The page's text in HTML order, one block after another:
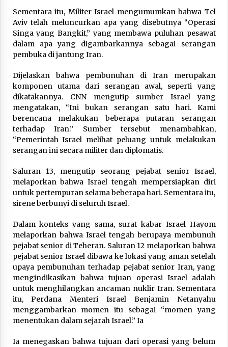
February 7, 2026
Sementara itu, Militer Israel mengumumkan bahwa Tel
Aviv telah meluncurkan apa yang disebutnya “Operasi
Singa yang Bangkit,” yang membawa puluhan pesawat
dalam apa yang digambarkannya sebagai serangan
pembuka di jantung Iran.
Dijelaskan bahwa pembunuhan di Iran merupakan
komponen utama dari serangan awal, seperti yang
dikatakannya. CNN mengutip sumber Israel yang
mengatakan, “Ini bukan serangan satu hari. Kami
berencana melakukan beberapa putaran serangan
terhadap Iran.” Sumber tersebut menambahkan,
“Pemerintah Israel melihat peluang untuk melakukan
serangan ini secara militer dan diplomatis.
Saluran 13, mengutip seorang pejabat senior Israel,
melaporkan bahwa Israel tengah mempersiapkan diri
untuk pertempuran selama beberapa hari. Sementara itu,
sirene berbunyi di seluruh Israel.
Dalam konteks yang sama, surat kabar Israel Hayom
melaporkan bahwa Israel tengah berupaya membunuh
pejabat senior di Teheran. Saluran 12 melaporkan bahwa
pejabat senior Israel dibawa ke lokasi yang aman setelah
upaya pembunuhan terhadap pejabat senior Iran, yang
mengindikasikan bahwa tujuan operasi Israel adalah
untuk menghilangkan ancaman nuklir Iran. Sementara
itu, Perdana Menteri Israel Benjamin Netanyahu
menggambarkan momen itu sebagai “momen yang
menentukan dalam sejarah Israel.” Ia
Ia menegaskan bahwa tujuan dari operasi yang belum